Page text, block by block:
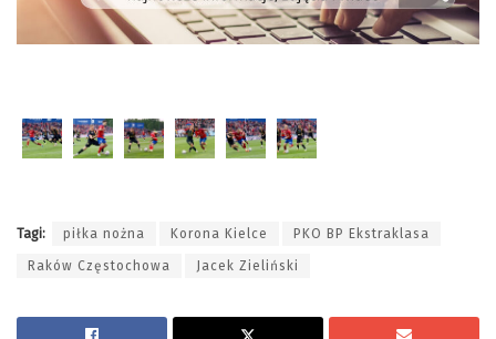
Tagi: piłka nożna Korona Kielce PKO BP Ekstraklasa
Raków Częstochowa Jacek Zieliński